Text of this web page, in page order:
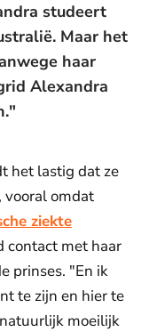
studeert
Maar het
haar
Alexandra
het lastig dat ze
vooral omdat
ziekte
contact met haar
prinses. "En ik
te zijn en hier te
moeilijk